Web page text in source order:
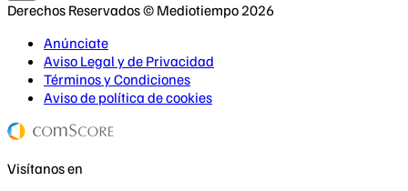
Derechos Reservados © Mediotiempo 2026
Anúnciate
Aviso Legal y de Privacidad
Términos y Condiciones
Aviso de política de cookies
Visítanos en